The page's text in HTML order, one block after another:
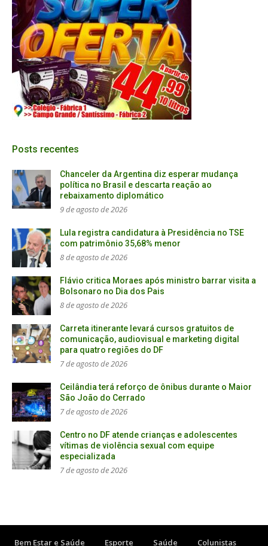
Posts recentes
Chanceler da Argentina diz esperar mudança
política no Brasil e descarta reação ao
rebaixamento diplomático
9 de agosto de 2026
Lula registra candidatura à Presidência no TSE
com patrimônio 35,68% menor
8 de agosto de 2026
Flávio critica Moraes após ministro barrar visita a
Bolsonaro no Dia dos Pais
8 de agosto de 2026
Carreta itinerante levará cursos gratuitos de
comunicação, audiovisual e marketing digital
para quatro regiões do DF
7 de agosto de 2026
Ceilândia terá reforço de ônibus durante o Maior
São João do Cerrado
7 de agosto de 2026
Centro no DF atende crianças e adolescentes
vítimas de violência sexual com equipe
especializada
7 de agosto de 2026
Bem Estar e Saúde Esporte Saúde Colunistas